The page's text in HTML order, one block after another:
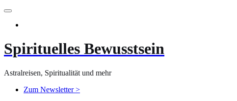
Zum
springen
Spirituelles Bewusstsein
Astralreisen, Spiritualität und mehr
Zum Newsletter >